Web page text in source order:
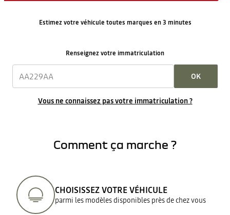
Estimez votre véhicule toutes marques en 3 minutes
Renseignez votre immatriculation
OK
Vous ne connaissez pas votre immatriculation ?
Comment ça marche ?
CHOISISSEZ VOTRE VÉHICULE
parmi les modèles disponibles près de chez vous